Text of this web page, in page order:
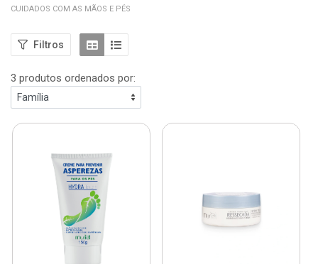
CUIDADOS COM AS MÃOS E PÉS
Filtros
3 produtos ordenados por: